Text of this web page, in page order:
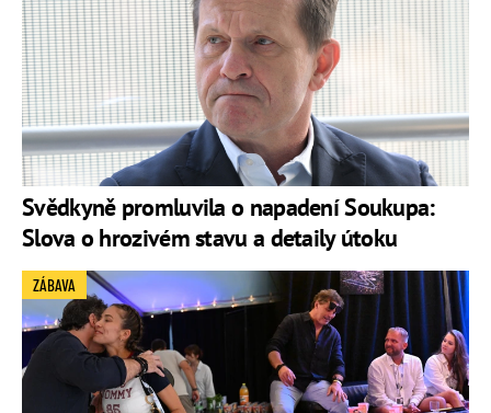
Svědkyně promluvila o napadení Soukupa:
Slova o hrozivém stavu a detaily útoku
ZÁBAVA